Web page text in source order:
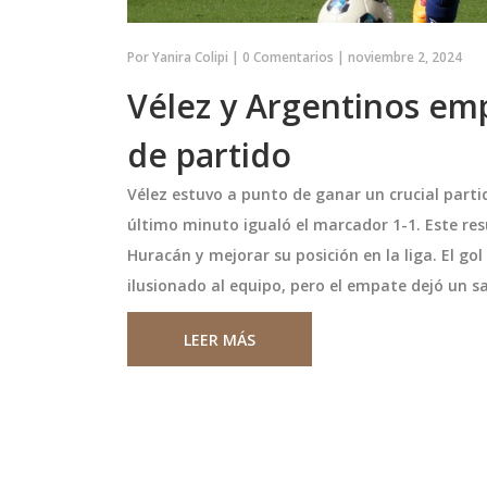
PorYanira Colipi | 0 Comentarios | noviembre 2, 2024
Vélez y Argentinos
de partido
Vélez estuvo a punto de ganar un crucial
último minuto igualó el marcador 1-1. Este
Huracán y mejorar su posición en la liga. El
ilusionado al equipo, pero el empate dejó un
LEER MÁS